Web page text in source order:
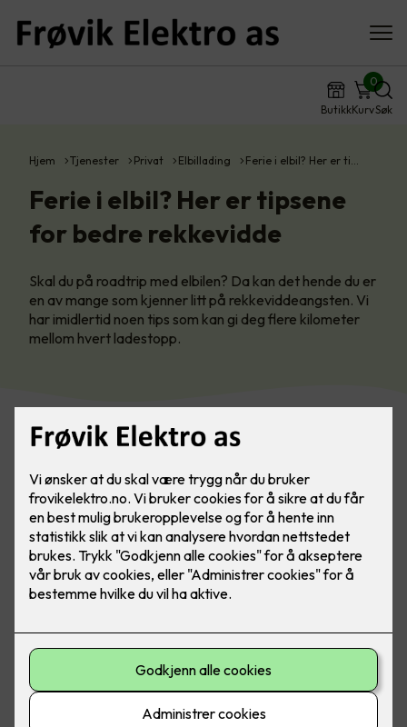
ButikkKurv
0
Søk
Hjem Tjenester Privat Elbillading Ferie i elbil? Her er ti…
Ferie i elbil? Her er tipsene
for bedre rekkevidde
Skal du på roadtrip med elbilen? Da kan det hende du er
en av mange som kjenner litt på rekkeviddeangsten. Vi
har imidlertid noen tips som kan gi deg flere kilometer
mellom hvert ladestopp.
Skal du på norgesferie med elbil? Her er noen triks for å
forlenge rekkevidden, slik at du kan kjøre trollstigen uten
rekkeviddeangst.